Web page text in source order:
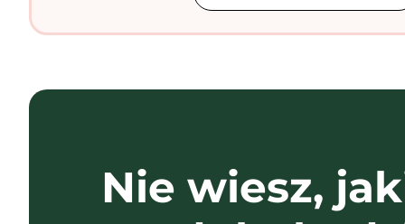
Nie wiesz,